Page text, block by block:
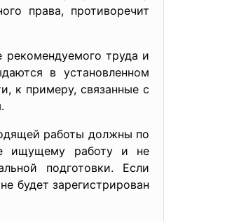
права, противоречит
труда и
в установленном
к примеру, связанные с
работы должны по
ищущему работу и не
подготовки. Если
будет зарегистрирован